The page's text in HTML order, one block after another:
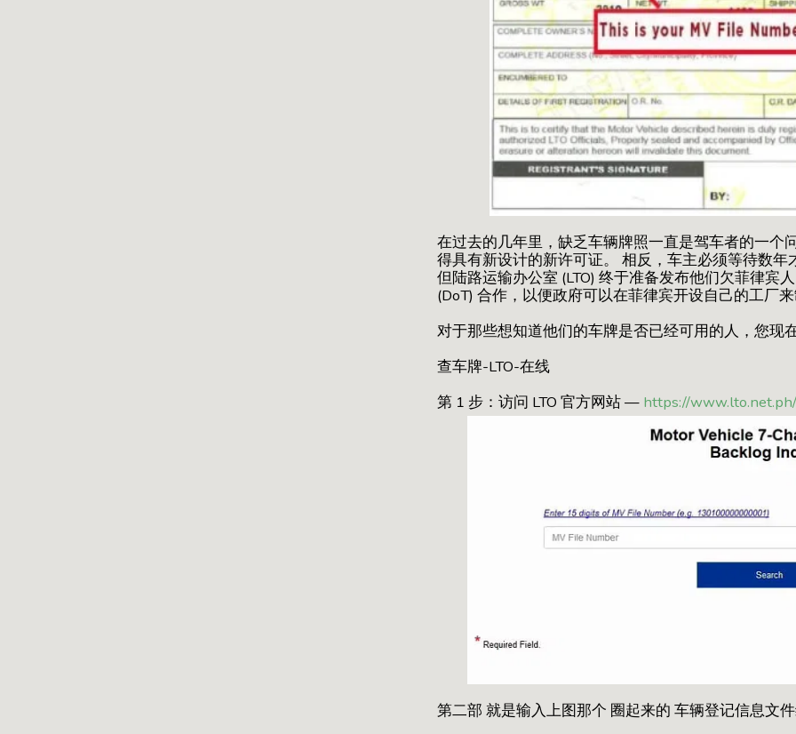
在过去的几年里，缺乏车辆牌照一直是驾车者的一个
得具有新设计的新许可证。 相反，车主必须等待数
但陆路运输办公室 (LTO) 终于准备发布他们欠菲律宾
(DoT) 合作，以便政府可以在菲律宾开设自己的工厂
对于那些想知道他们的车牌是否已经可用的人，您现
查车牌-LTO-在线
第 1 步：访问 LTO 官方网站 — https://
第二部 就是输入上图那个 圈起来的 车辆登记信息文